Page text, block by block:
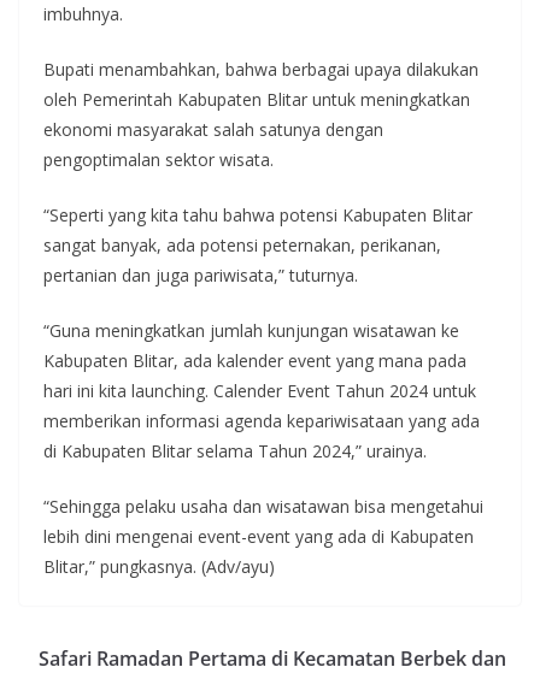
imbuhnya.
Bupati menambahkan, bahwa berbagai upaya dilakukan
oleh Pemerintah Kabupaten Blitar untuk meningkatkan
ekonomi masyarakat salah satunya dengan
pengoptimalan sektor wisata.
“Seperti yang kita tahu bahwa potensi Kabupaten Blitar
sangat banyak, ada potensi peternakan, perikanan,
pertanian dan juga pariwisata,” tuturnya.
“Guna meningkatkan jumlah kunjungan wisatawan ke
Kabupaten Blitar, ada kalender event yang mana pada
hari ini kita launching. Calender Event Tahun 2024 untuk
memberikan informasi agenda kepariwisataan yang ada
di Kabupaten Blitar selama Tahun 2024,” urainya.
“Sehingga pelaku usaha dan wisatawan bisa mengetahui
lebih dini mengenai event-event yang ada di Kabupaten
Blitar,” pungkasnya. (Adv/ayu)
Safari Ramadan Pertama di Kecamatan Berbek dan